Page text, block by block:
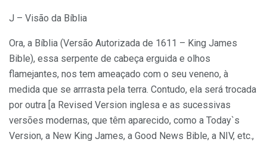
J – Visão da Bíblia
Ora, a Bíblia (Versão Autorizada de 1611 – King James
Bible), essa serpente de cabeça erguida e olhos
flamejantes, nos tem ameaçado com o seu veneno, à
medida que se arrrasta pela terra. Contudo, ela será trocada
por outra [a Revised Version inglesa e as sucessivas
versões modernas, que têm aparecido, como a Today`s
Version, a New King James, a Good News Bible, a NIV, etc.,